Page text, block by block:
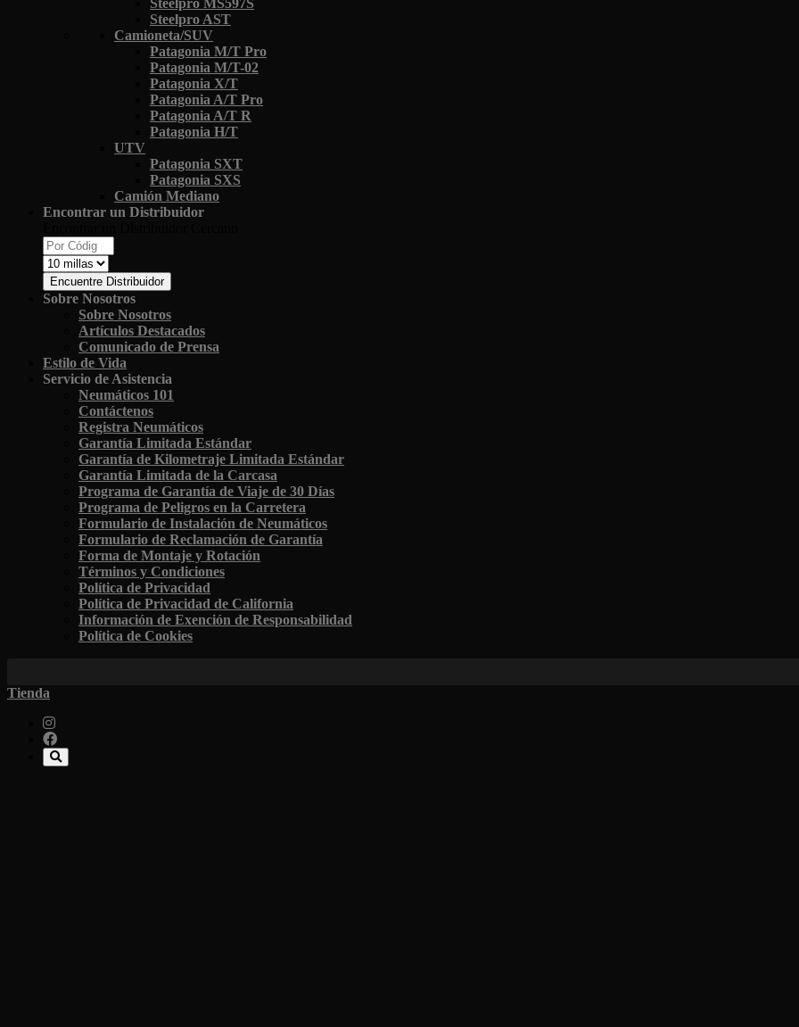
Steelpro MS597S
Steelpro AST
Camioneta/SUV
Patagonia M/T Pro
Patagonia M/T-02
Patagonia X/T
Patagonia A/T Pro
Patagonia A/T R
Patagonia H/T
UTV
Patagonia SXT
Patagonia SXS
Camión Mediano
Encontrar un Distribuidor
Encuentre Distribuidor
Sobre Nosotros
Sobre Nosotros
Artículos Destacados
Comunicado de Prensa
Estilo de Vida
Servicio de Asistencia
Neumáticos 101
Contáctenos
Registra Neumáticos
Garantía Limitada Estándar
Garantía de Kilometraje Limitada Estándar
Garantía Limitada de la Carcasa
Programa de Garantía de Viaje de 30 Días
Programa de Peligros en la Carretera
Formulario de Instalación de Neumáticos
Formulario de Reclamación de Garantía
Forma de Montaje y Rotación
Términos y Condiciones
Política de Privacidad
Política de Privacidad de California
Información de Exención de Responsabilidad
Política de Cookies
Tienda